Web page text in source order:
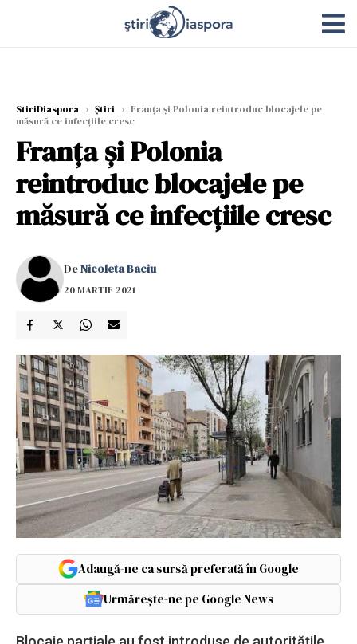
StiriDiaspora › Știri › Franța și Polonia reintroduc blocajele pe
măsură ce infecțiile cresc
Franța și Polonia
reintroduc blocajele pe
măsură ce infecțiile cresc
DeNicoleta Baciu
20 MARTIE 2021
Adaugă-ne ca sursă preferată în Google
Urmărește-ne pe Google News